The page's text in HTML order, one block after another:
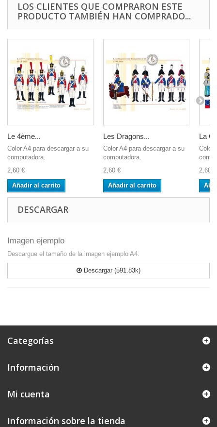
LOS CLIENTES QUE COMPRARON ESTE
PRODUCTO TAMBIÉN HAN COMPRADO...
Le 4ème...
Color A4 para descargar a su
computadora.
2,60 €
Añadir al carrito
Les Dragons...
Color A4 para descargar a su
computadora.
2,60 €
Añadir al carrito
La
Color
2,60 €
DESCARGAR
Imagen ejemplo
Descargue el tamaño de la imagen ejemplo A4.
Descargar (591.83k)
Categorías
Información
Mi cuenta
Información sobre la tienda